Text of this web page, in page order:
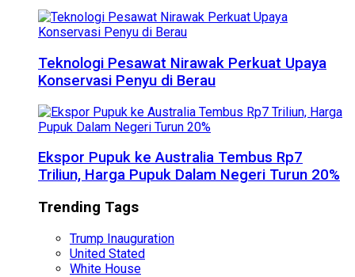
Teknologi Pesawat Nirawak Perkuat Upaya
Konservasi Penyu di Berau
Ekspor Pupuk ke Australia Tembus Rp7
Triliun, Harga Pupuk Dalam Negeri Turun 20%
Trending Tags
Trump Inauguration
United Stated
White House